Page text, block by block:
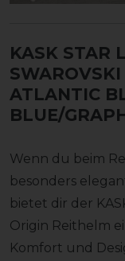
KASK STAR
ATLANTIC
BLUE/
Wenn du beim
besonders
bietet dir der
Origin Reithelm
Komfort und